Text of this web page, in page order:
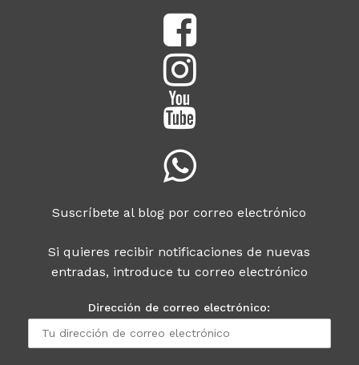
Suscríbete al blog por correo electrónico
Si quieres recibir notificaciones de nuevas
entradas, introduce tu correo electrónico
Dirección de correo electrónico: